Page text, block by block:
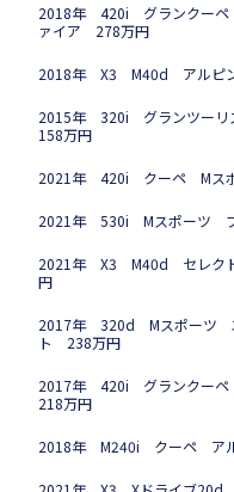
2018年 420i グランクーペ
ァイア 278万円
2018年 X3 M40d アルピ
2015年 320i グランツー
158万円
2021年 420i クーペ Mス
2021年 530i Mスポーツ
2021年 X3 M40d セレク
円
2017年 320d Mスポーツ
ト 238万円
2017年 420i グランクーペ
218万円
2018年 M240i クーペ ア